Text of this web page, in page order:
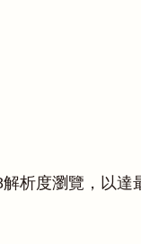
析度瀏覽，以達